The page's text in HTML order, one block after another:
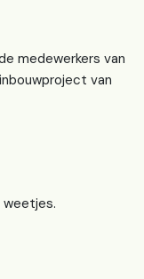
medewerkers van
van